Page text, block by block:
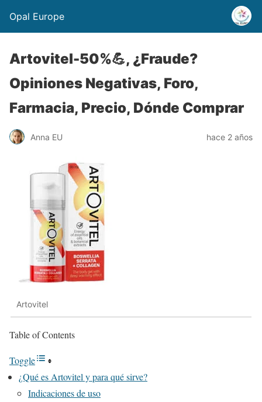
Opal Europe
Artovitel-50%💪, ¿Fraude?
Opiniones Negativas, Foro,
Farmacia, Precio, Dónde Comprar
Anna EU hace 2 años
Artovitel
Table of Contents
Toggle
¿Qué es Artovitel y para qué sirve?
Indicaciones de uso